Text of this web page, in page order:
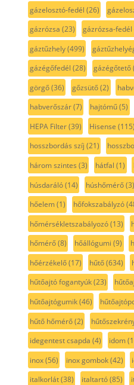
gázelosztó-fedél (26)
gázrózsa (23) gázrózsa-fedél
gáztűzhely(499)
gázégőfedél (28) gázégőtető
görgő(36) gőzsütő(2)
habverőszár(7) hajtómű(5)
HEPA Filter(39) Hisense (115)
hosszbordás szíj (21)
három szintes (3) hátfal (1)
húsdaráló(14) húshőmérő(3)
hőelem(1) hőfokszabályzó
hőmérsékletszabályozó(13)
hőmérő(8) hőállógumi (9)
hőérzékelő(17) hűtő(634)
hűtőajtó fogantyúk(23)
hűtőajtógumik(46)
hűtő hőmérő(2)
idegentest csapda (4) idom
inox(56) inox gombok(42)
italkorlát(38) italtartó(85)